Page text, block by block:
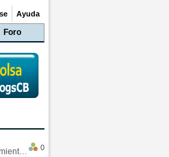
Foro
Ayuda
Enviar paquetes a Francia: tarifas, seguimiento y ventajas destacadas
0